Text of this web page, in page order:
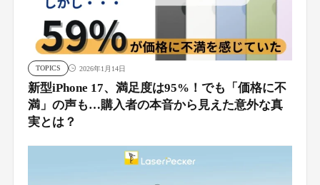
TOPICS 2026年1月14日
新型iPhone 17、満足度は95%！でも「価格に不
満」の声も…購入者の本音から見えた意外な真
実とは？